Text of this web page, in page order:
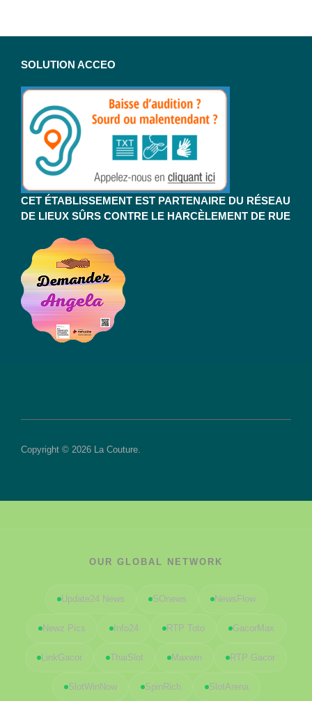
SOLUTION ACCEO
CET ÉTABLISSEMENT EST PARTENAIRE DU RÉSEAU
DE LIEUX SÛRS CONTRE LE HARCÈLEMENT DE RUE
Copyright © 2026 La Couture.
OUR GLOBAL NETWORK
Update24 News SOnews NewsFlow
Newz Pics Info24 RTP Toto GacorMax
LinkGacor ThaiSlot Maxwin RTP Gacor
SlotWinNow SpinRich SlotArena